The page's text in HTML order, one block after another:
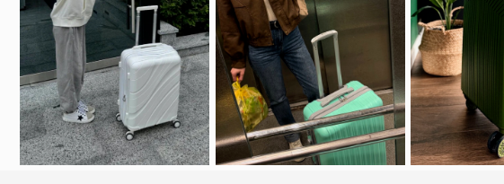
Подробнее
С этим товаром покупают